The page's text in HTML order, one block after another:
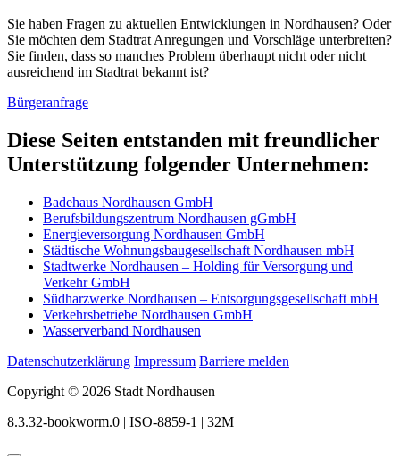
Sie haben Fragen zu aktuellen Entwicklungen in Nordhausen? Oder
Sie möchten dem Stadtrat Anregungen und Vorschläge unterbreiten?
Sie finden, dass so manches Problem überhaupt nicht oder nicht
ausreichend im Stadtrat bekannt ist?
Bürgeranfrage
Diese Seiten entstanden mit freundlicher
Unterstützung folgender Unternehmen:
Badehaus Nordhausen GmbH
Berufsbildungszentrum Nordhausen gGmbH
Energieversorgung Nordhausen GmbH
Städtische Wohnungsbaugesellschaft Nordhausen mbH
Stadtwerke Nordhausen – Holding für Versorgung und
Verkehr GmbH
Südharzwerke Nordhausen – Entsorgungsgesellschaft mbH
Verkehrsbetriebe Nordhausen GmbH
Wasserverband Nordhausen
Datenschutzerklärung Impressum Barriere melden
Copyright © 2026 Stadt Nordhausen
8.3.32-bookworm.0 | ISO-8859-1 | 32M